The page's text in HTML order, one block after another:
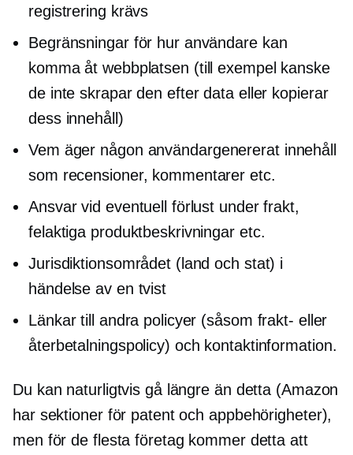
registrering krävs
Begränsningar för hur användare kan
komma åt webbplatsen (till exempel kanske
de inte skrapar den efter data eller kopierar
dess innehåll)
Vem äger någon användargenereratinnehåll
som recensioner, kommentarer etc.
Ansvar vid eventuell förlust under frakt,
felaktiga produktbeskrivningar etc.
Jurisdiktionsområdet (land och stat) i
händelse av en tvist
Länkar till andra policyer (såsom frakt- eller
återbetalningspolicy) och kontaktinformation.
Du kan naturligtvis gå längre än detta (Amazon
har sektioner för patent och appbehörigheter),
men för de flesta företag kommer detta att